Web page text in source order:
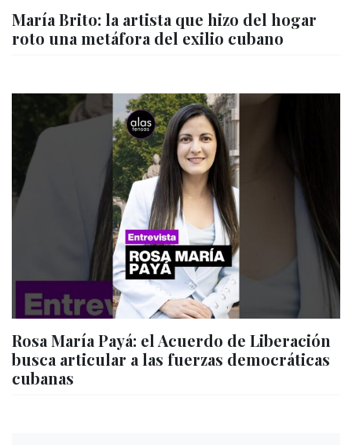
María Brito: la artista que hizo del hogar
roto una metáfora del exilio cubano
Rosa María Payá: el Acuerdo de Liberación
busca articular a las fuerzas democráticas
cubanas